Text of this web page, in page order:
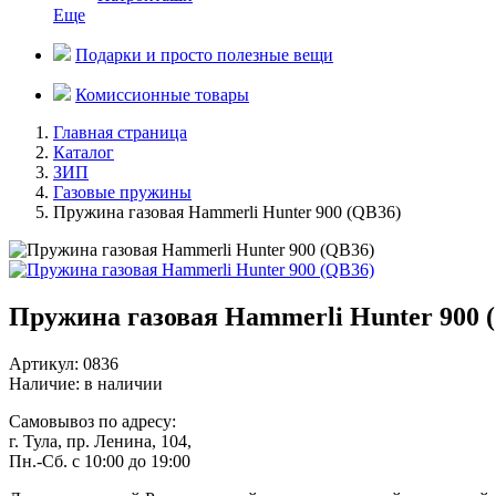
Еще
Подарки и просто полезные вещи
Комиссионные товары
Главная страница
Каталог
ЗИП
Газовые пружины
Пружина газовая Hammerli Hunter 900 (QB36)
Пружина газовая Hammerli Hunter 900
Артикул: 0836
Наличие: в наличии
Самовывоз по адресу:
г. Тула, пр. Ленина, 104,
Пн.-Сб. с 10:00 до 19:00